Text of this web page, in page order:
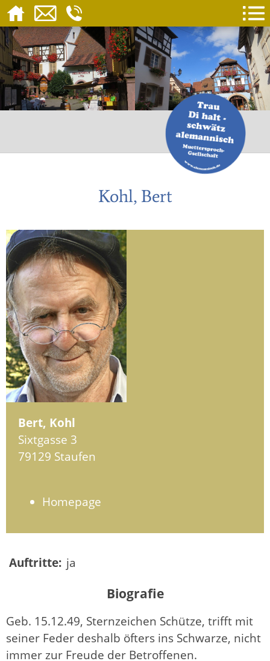
Kohl, Bert
Bert, Kohl
Sixtgasse 3
79129 Staufen
Homepage
Auftritte: ja
Biografie
Geb. 15.12.49, Sternzeichen Schütze, trifft mit
seiner Feder deshalb öfters ins Schwarze, nicht
immer zur Freude der Betroffenen.